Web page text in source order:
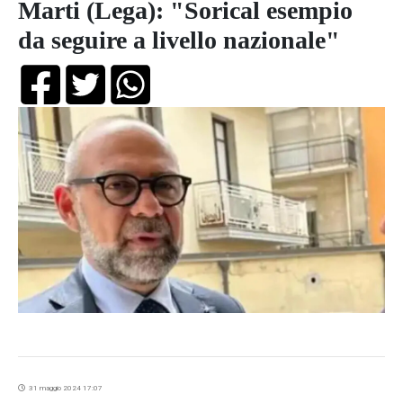
Marti (Lega): "Sorical esempio
da seguire a livello nazionale"
31 maggio 2024 17:07